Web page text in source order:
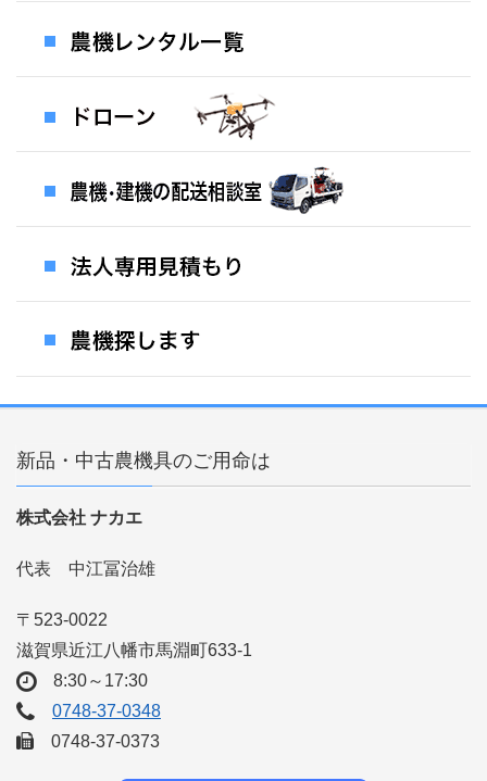
新品・中古農機具のご用命は
株式会社 ナカエ
代表 中江冨治雄
〒523-0022
滋賀県近江八幡市馬淵町633-1
8:30～17:30
0748-37-0348
0748-37-0373